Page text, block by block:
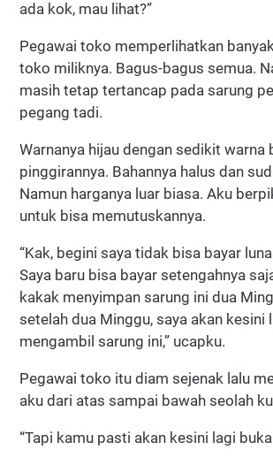
ada kok, mau lihat?”
Pegawai toko memperlihatkan
toko miliknya. Bagus-bagus semua.
masih tetap tertancap pada sarung
pegang tadi.
Warnanya hijau dengan sedikit warna
pinggirannya. Bahannya halus dan
Namun harganya luar biasa. Aku
untuk bisa memutuskannya.
“Kak, begini saya tidak bisa bayar
Saya baru bisa bayar setengahnya
kakak menyimpan sarung ini dua
setelah dua Minggu, saya akan kesini
mengambil sarung ini,” ucapku.
Pegawai toko itu diam sejenak lalu
aku dari atas sampai bawah seolah
“Tapi kamu pasti akan kesini lagi